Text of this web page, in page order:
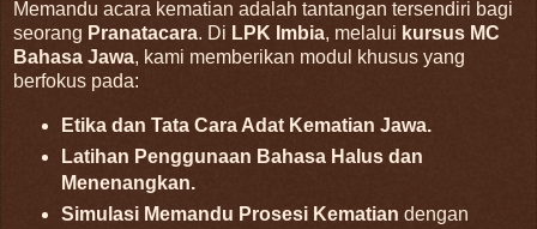
Memandu acara kematian adalah tantangan tersendiri bagi
seorang Pranatacara. Di LPK Imbia, melalui kursus MC
Bahasa Jawa, kami memberikan modul khusus yang
berfokus pada:
Etika dan Tata Cara Adat Kematian Jawa.
Latihan Penggunaan Bahasa Halus dan
Menenangkan.
Simulasi Memandu Prosesi Kematian dengan